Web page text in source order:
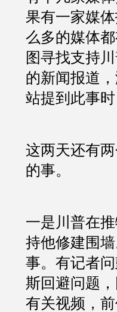
果有一家媒
么多的媒体
图寻找支持
的新闻报道
站提到此事
这两天还有
的事。
一是川普在
持他修建围
事。有记者
斯回避问题
有关视频，